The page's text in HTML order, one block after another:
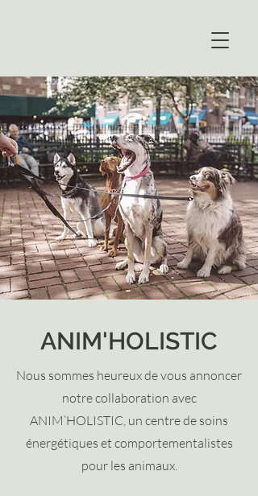
ANIM'HOLISTIC
Nous sommes heureux de vous annoncer
notre collaboration avec
ANIM’HOLISTIC, un centre de soins
énergétiques et comportementalistes
pour les animaux.